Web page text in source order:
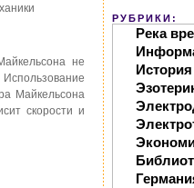
не
Майкельсона
скорости и
РУБРИКИ:
Река
История